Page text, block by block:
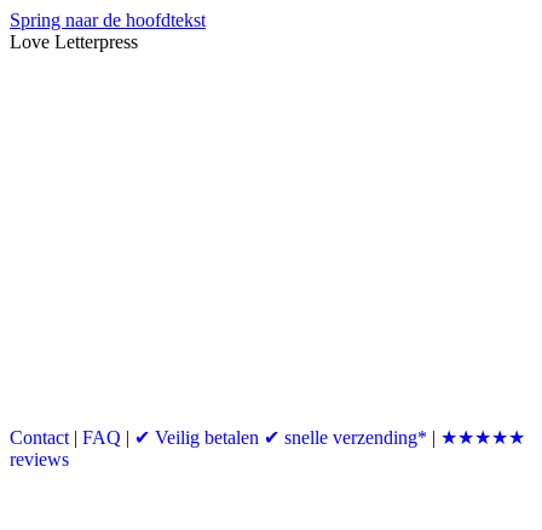
Spring naar de hoofdtekst
Love Letterpress
Contact | FAQ | ✔ Veilig betalen ✔ snelle verzending* | ★★★★★
reviews